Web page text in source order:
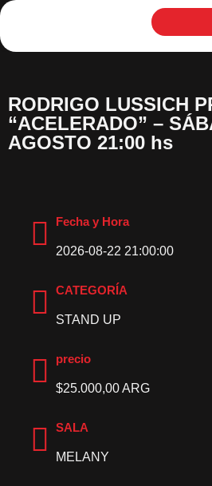
RODRIGO LUSSICH
“ACELERADO” –
AGOSTO 21:00 hs
Fecha y Hora
2026-08-22 21:00:00
CATEGORÍA
STAND UP
precio
$25.000,00 ARG
SALA
MELANY